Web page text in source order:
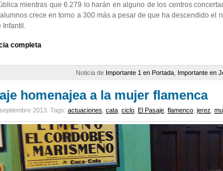
mientras que 6.279 lo harán en alguno de los centros
crece en torno a 300 más a pesar de que ha descendido el
Infantil.
completa
Noticia de Importante 1 en Portada Importante en
homenajea a la mujer flamenca
2013. Tags: actuaciones cata ciclo El Pasaje flamenco jerez